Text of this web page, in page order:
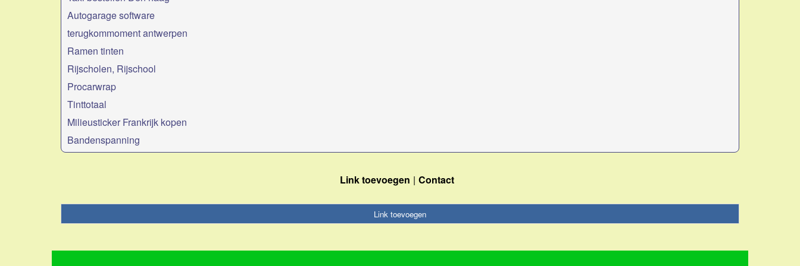
Autogarage software
terugkommoment antwerpen
Ramen tinten
Rijscholen, Rijschool
Procarwrap
Tinttotaal
Milieusticker Frankrijk kopen
Bandenspanning
Link toevoegen Contact
Link toevoegen